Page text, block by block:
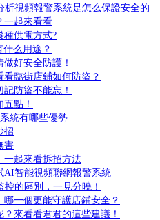
析視頻報警系統是怎么保證安全的
一起來看看
種供電方式?
么用途？
好安全防護！
看臨街店鋪如何防盜？
記防盜不能忘！
點！
統有哪些優勢
招
害
一起來看拆招方法
AI智能視頻聯網報警系統
的區別，一見分曉！
一個更能守護店鋪安全？
來看看君君的這些建議！